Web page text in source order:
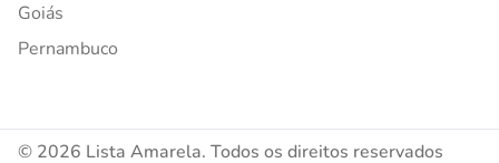
Goiás
Pernambuco
© 2026 Lista Amarela. Todos os direitos reservados